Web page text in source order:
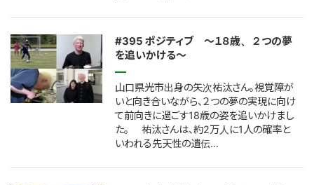
#395 ポジティブ ～１８歳、２つの夢
を追いかける～
山口県光市出身の矢次祐汰さん。視覚障が
いと向き合いながら、２つの夢の実現に向け
て前向きに過ごす18歳の姿を追いかけまし
た。 祐汰さんは、約2万人に1人の確率と
いわれる先天性の遺伝…